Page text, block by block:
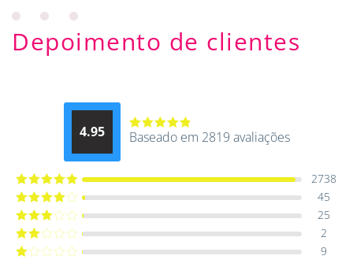
Depoimento de clientes
4.95
Avaliação
Baseado em 2819 avaliações
Avaliação5
de 5
2738
Avaliação
4 de 5
45
Avaliação
3 de 5
25
Avaliação
2 de
2
9